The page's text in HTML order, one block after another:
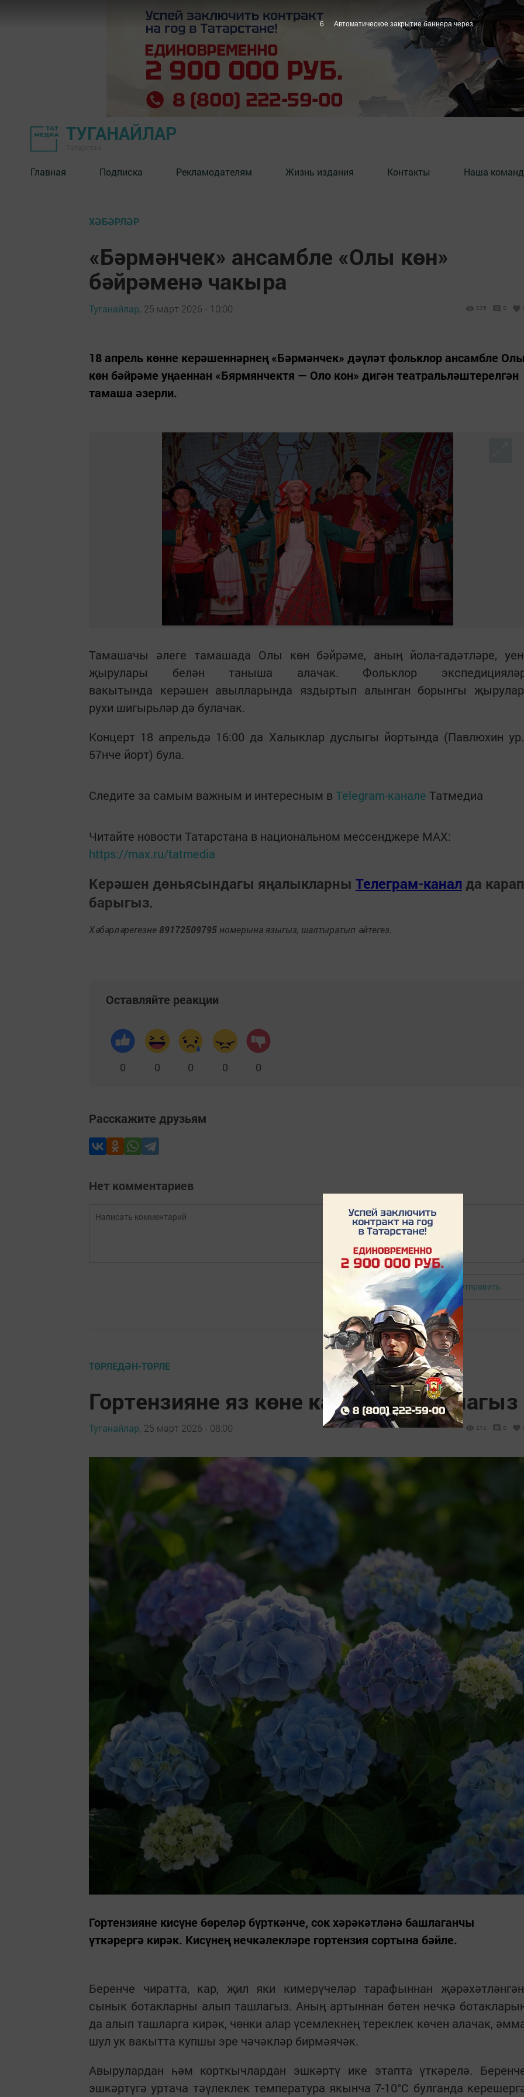
ТУГАНАЙЛАР
Главная Подписка Рекламодателям Жизнь издания Контакты Наша
ХӘБӘРЛӘР
«Бәрмәнчек» ансамбле «Олы көн»
бәйрәменә чакыра
Туганайлар, 25 март 2026 - 10:00 235 0
18 апрель көнне керәшеннәрнең «Бәрмәнчек» дәүләт фольклор ансамбле
көн бәйрәме уңаеннан «Бярмянчектя — Оло кон» дигән театральләштерелгән
тамаша әзерли.
Тамашачы әлеге тамашада Олы көн бәйрәме, аның йола-гадәтләре,
җырулары белән таныша алачак. Фольклор
вакытында керәшен авылларында яздыртып алынган борынгы
рухи шигырьләр дә булачак.
Концерт 18 апрельдә 16:00 да Халыклар дуслыгы йортында (Павлюхин
57нче йорт) була.
Следите за самым важным и интересным в Telegram-канале Татмедиа
Читайте новости Татарстана в национальном мессенджере MАХ:
https://max.ru/tatmedia
Керәшен дөньясындагы яңалыкларны Телеграм-канал да карап
барыгыз.
Хәбәрләрегезне 89172509795 номерына языгыз, шалтыратып әйтегез.
Оставляйте реакции
0 0 0 0 0
Расскажите друзьям
Нет комментариев
Авторизоваться Отправить
ТӨРЛЕДӘН-ТӨРЛЕ
Гортензияне яз көне карарга онытмагыз
Туганайлар, 25 март 2026 - 08:00 214 0
Гортензияне кисүне бөреләр бүрткәнче, сок хәрәкәтләнә башлаганчы
үткәрергә кирәк. Кисүнең нечкәлекләре гортензия сортына бәйле.
Беренче чиратта, кар, җил яки кимерүчеләр тарафыннан
сынык ботакларны алып ташлагыз. Аның артыннан бөтен нечкә
да алып ташларга кирәк, чөнки алар үсемлекнең тереклек көчен алачак,
шул ук вакытта купшы эре чәчәкләр бирмәячәк.
Авырулардан һәм корткычлардан эшкәртү ике этапта үткәрелә.
эшкәртүгә уртача тәүлеклек температура якынча 7-10°C булганда
5 Автоматическое закрытие баннера через